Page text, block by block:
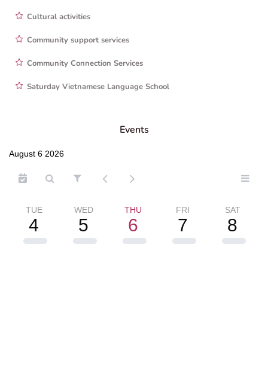
Cultural activities
Community support services
Community Connection Services
Saturday Vietnamese Language School
Events
August 6 2026
TUE
4
WED
5
THU
6
FRI
7
SAT
8